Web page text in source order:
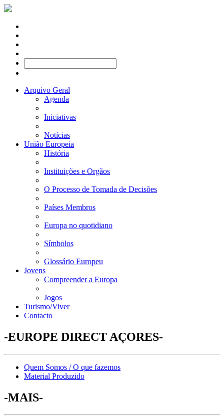
Arquivo Geral
Agenda
Iniciativas
Notícias
União Europeia
História
Instituições e Orgãos
O Processo de Tomada de Decisões
Países Membros
Europa no quotidiano
Símbolos
Glossário Europeu
Jovens
Compreender a Europa
Jogos
Turismo/Viver
Contacto
-EUROPE DIRECT AÇORES-
Quem Somos / O que fazemos
Material Produzido
-MAIS-